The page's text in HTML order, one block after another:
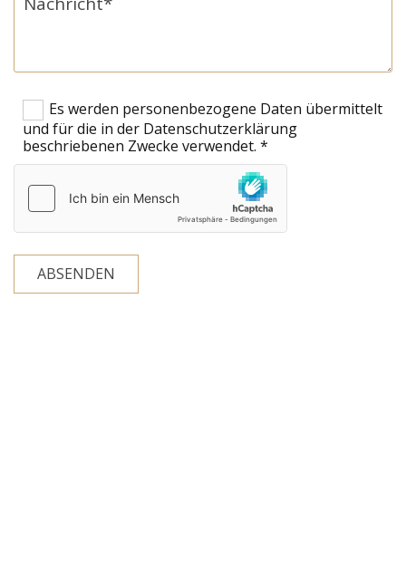
Es werden personenbezogene Daten übermittelt
und für die in der Datenschutzerklärung
beschriebenen Zwecke verwendet. *